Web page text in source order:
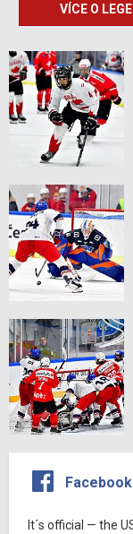
VÍCE O
Facebook
It´s official — the